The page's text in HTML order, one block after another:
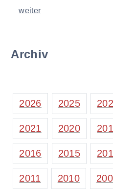
weiter
Archiv
2026 2025
2021 2020
2016 2015
2011 2010